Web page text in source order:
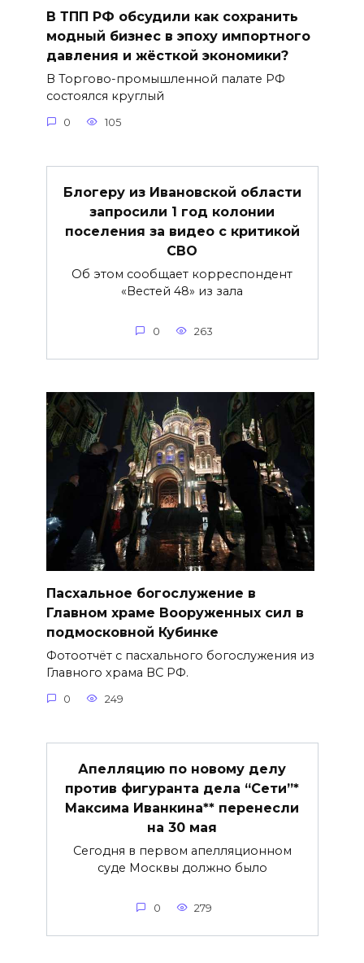
В ТПП РФ обсудили как сохранить
модный бизнес в эпоху импортного
давления и жёсткой экономики?
В Торгово-промышленной палате РФ
состоялся круглый
0 105
Блогеру из Ивановской области
запросили 1 год колонии
поселения за видео с критикой
СВО
Об этом сообщает корреспондент
«Вестей 48» из зала
0 263
Пасхальное богослужение в
Главном храме Вооруженных сил в
подмосковной Кубинке
Фотоотчёт с пасхального богослужения из
Главного храма ВС РФ.
0 249
Апелляцию по новому делу
против фигуранта дела “Сети”*
Максима Иванкина** перенесли
на 30 мая
Сегодня в первом апелляционном
суде Москвы должно было
0 279